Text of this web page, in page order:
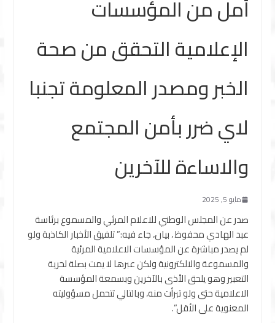
أمل من المؤسسات
الإعلامية التحقق من صحة
الخبر ومصدر المعلومة تجنبا
لاي ضرر بأمن المجتمع
والاساءة للآخرين
مايو 5, 2025
صدر عن المجلس الوطني للاعلام المرئي والمسموع برئاسة
عبد الهادي محفوظ ، بيان، جاء فيه:” تلفيق الأخبار الكاذبة ولو
لم يصدر مباشرة عن المؤسسات الاعلامية المرئية
والمسموعة والالكترونية ولكن عبرها لا يمت بصلة لحرية
التعبير وهو يلحق الأذى بالآخرين وبسمعة المؤسسة
الاعلامية حتى ولو تبرأت منه، وبالتالي تتحمل مسؤوليته
المعنوية على الأقل”.